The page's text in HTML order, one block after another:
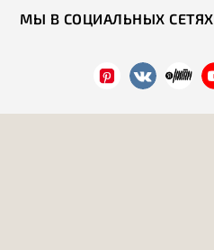
МЫ В СОЦИАЛЬНЫХ СЕТЯХ